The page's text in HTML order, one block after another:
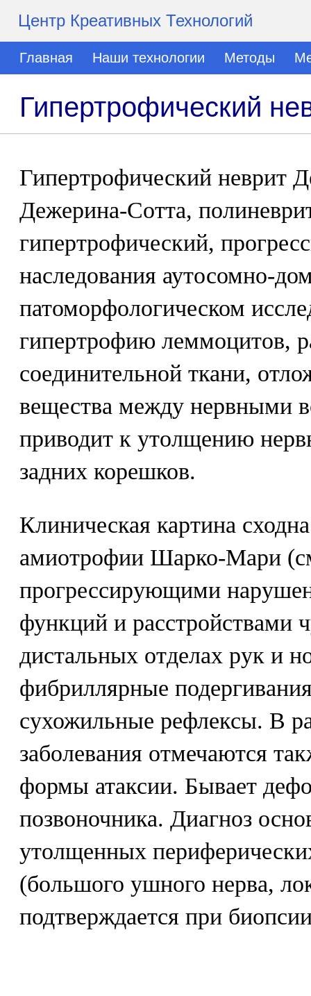
Центр Креативных Технологий
Главная Наши технологии Методы
Гипертрофический
Гипертрофический неврит
Дежерина-Сотта,
гипертрофический,
наследования аутосомно-
патоморфологическом
гипертрофию леммоцитов,
соединительной ткани,
вещества между нервными
приводит к утолщению
задних корешков.
Клиническая картина
амиотрофии Шарко-Мари
прогрессирующими
функций и расстройствами
дистальных отделах рук и
фибриллярные
сухожильные рефлексы. В
заболевания отмечаются
формы атаксии. Бывает
позвоночника. Диагноз
утолщенных
(большого ушного нерва,
подтверждается при